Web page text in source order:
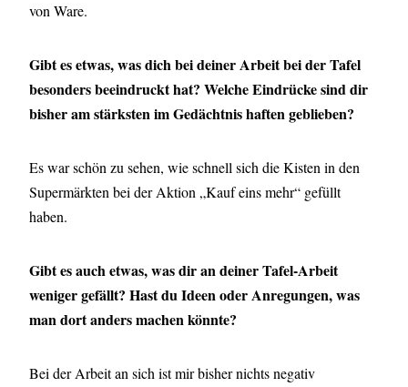
von Ware.
Gibt es etwas, was dich bei deiner Arbeit bei der Tafel
besonders beeindruckt hat? Welche Eindrücke sind dir
bisher am stärksten im Gedächtnis haften geblieben?
Es war schön zu sehen, wie schnell sich die Kisten in den
Supermärkten bei der Aktion „Kauf eins mehr“ gefüllt
haben.
Gibt es auch etwas, was dir an deiner Tafel-Arbeit
weniger gefällt? Hast du Ideen oder Anregungen, was
man dort anders machen könnte?
Bei der Arbeit an sich ist mir bisher nichts negativ